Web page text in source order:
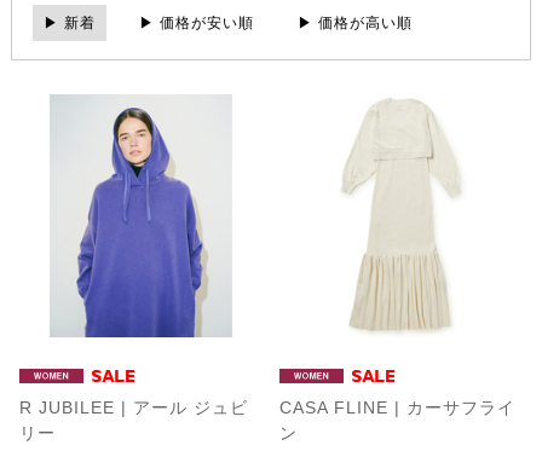
▶ 新着 ▶ 価格が安い順 ▶ 価格が高い順
R JUBILEE | アール ジュビ
リー
CASA FLINE | カーサフライ
ン